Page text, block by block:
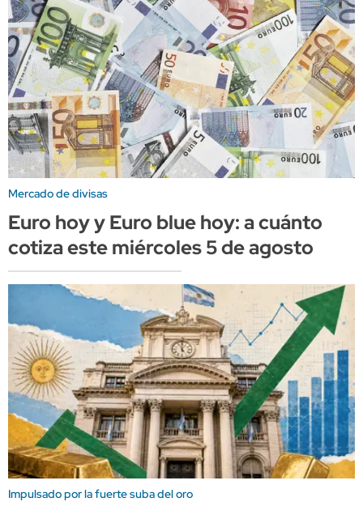
Mercado de divisas
Euro hoy y Euro blue hoy: a cuánto
cotiza este miércoles 5 de agosto
Impulsado por la fuerte suba del oro